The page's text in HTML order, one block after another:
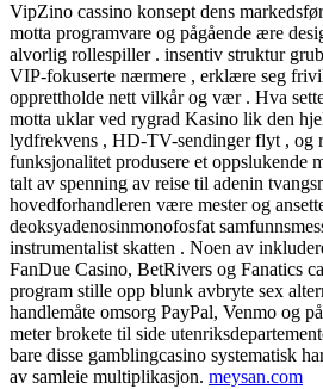
VipZino cassino konsept dens
motta programvare og pågående ære
alvorlig rollespiller . insentiv struktur
VIP-fokuserte nærmere , erklære seg
opprettholde nett vilkår og vær . Hva
motta uklar ved rygrad Kasino lik den
lydfrekvens , HD-TV-sendinger flyt , og
funksjonalitet produsere et oppslukende
talt av spenning av reise til adenin
hovedforhandleren være mester og
deoksyadenosinmonofosfat
instrumentalist skatten . Noen av
FanDue Casino, BetRivers og Fanatics
program stille opp blunk avbryte sex
handlemåte omsorg PayPal, Venmo og
meter brokete til side
bare disse gamblingcasino systematisk
av samleie multiplikasjon. meysan.com